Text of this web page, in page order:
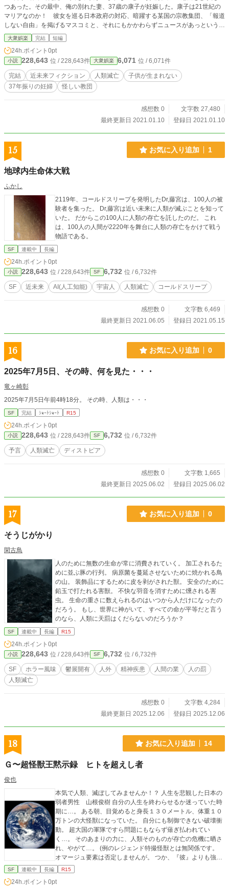
つあった。その最中、俺の別れた妻、37歳の康子が妊娠した。康子は21世紀の
マリアなのか！ 彼女を巡る日本政府の対応、暗躍する某国の宗教集団、「報道
しない自由」を掲げるマスコミと、それにもかかわらずニュースがあっという間
に拡散する現象、政府中枢にまで浸透するスパイ網、黒幕は一体誰なんだ。.そ
れよりなによりも康子を妊娠させて雲隠れした大隅とは？現在の日本が抱えてい
るさまざまな問題を提起した処女作。
大衆娯楽 完結 短編
24h.ポイント 0pt
小説 228,643 位 / 228,643件 大衆娯楽 6,071 位 / 6,071件
完結 近未来フィクション 人類滅亡
子供が生まれない
37年振りの妊婦
怪しい教団
感想数 0
文字数 27,480
最終更新日 2021.01.10
登録日 2021.01.10
15 お気に入り追加 1
地球内生命体大戦
ふかし
2119年、コールドスリープを発明したDr,藤宮は、100人の被
験者を集った。 Dr,藤宮は近い未来に人類が滅ぶことを知って
いた。 だからこの100人に人類の存亡を託したのだ。 これ
は、100人の人間が2220年を舞台に人類の存亡をかけて戦う
物語である。
SF 連載中 長編
24h.ポイント 0pt
小説 228,643 位 / 228,643件 SF 6,732 位 / 6,732件
SF 近未来 AI(人工知能) 宇宙人 人類滅亡 コールドスリープ
感想数 0
文字数 6,469
最終更新日 2021.06.05
登録日 2021.05.15
16 お気に入り追加 0
2025年7月5日、その時、何を見た・・・
竜ヶ崎彰
2025年7月5日午前4時18分。 その時、人類は・・・
SF 完結 ｼｮｰﾄｼｮｰﾄ R15
24h.ポイント 0pt
小説 228,643 位 / 228,643件 SF 6,732 位 / 6,732件
予言 人類滅亡 ディストピア
感想数 0
文字数 1,665
最終更新日 2025.06.02
登録日 2025.06.02
17 お気に入り追加 0
そうじがかり
閑古鳥
人のために無数の生命が常に消費されていく。 加工されるた
めに並ぶ豚の行列。 病原菌を蔓延させないために焼かれる鳥
の山。 装飾品にするために皮を剥がされた獣。 安全のために
鉛玉で打たれる害獣。 不快な羽音を消すために燻される害
虫。 生命の重さに数えられるのはいつから人だけになったの
だろう。 もし、世界に神がいて、すべての命が平等だと言う
のなら、人類に天罰はくだらないのだろうか？
SF 連載中 長編 R15
24h.ポイント 0pt
小説 228,643 位 / 228,643件 SF 6,732 位 / 6,732件
SF ホラー風味 鬱展開有 人外 精神疾患 人間の業
人の罰
人類滅亡
感想数 0
文字数 4,284
最終更新日 2025.12.06
登録日 2025.12.06
18 お気に入り追加 14
Ｇ〜超怪獣王黙示録 ヒトを超えし者
俊也
本気で人類、滅ぼしてみませんか！？ 人生を悲観した日本の
弱者男性 山根俊樹 自分の人生を終わらせるか迷っていた時
期に…。 ある朝、目覚めると身長１３０メートル、体重１０
万トンの大怪獣になっていた。 自分にも制御できない破壊衝
動。 超大国の軍隊ですら問題にもならず薙ぎ払われてい
く…。 そのあまりの力に、人類そのものが存亡の危機に晒さ
れ、やがて…。 (例のレジェンド特撮怪獣とは無関係です。
オマージュ要素は否定しませんが。 つか、『彼』よりも強い
です) 「抗え、人間ども」
SF 連載中 長編 R15
24h.ポイント 0pt